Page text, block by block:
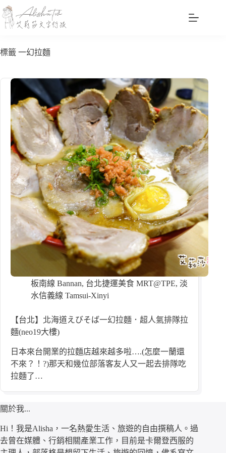
跳
至
主
內
標籤 一幻拉麵
板南線 Bannan, 台北捷運美食 MRT@TPE, 淡
水信義線 Tamsui-Xinyi
【台北】北海道えびそば一幻拉麵．超人氣排隊拉
麵(neo19大樓)
日本來台開業的拉麵店越來越多啦….(怎麼一蘭還
不來？！?)那天和幾位部落客友人又一起去排隊吃
拉麵了…
關於我...
Hi！我是Alisha，一名熱愛生活、旅遊的自由撰稿人。過
去曾在媒體、行銷相關產業工作，目前是卡爾登西服的